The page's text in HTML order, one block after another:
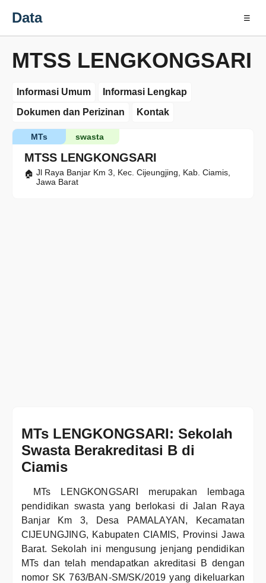
Data ☰
MTSS LENGKONGSARI
Informasi Umum
Informasi Lengkap
Dokumen dan Perizinan
Kontak
MTSS LENGKONGSARI
swasta
MTs
Jl Raya Banjar Km 3, Kec. Cijeungjing, Kab. Ciamis,
Jawa Barat
MTs LENGKONGSARI: Sekolah
Swasta Berakreditasi B di
Ciamis
MTs LENGKONGSARI merupakan lembaga
pendidikan swasta yang berlokasi di Jalan Raya
Banjar Km 3, Desa PAMALAYAN, Kecamatan
CIJEUNGJING, Kabupaten CIAMIS, Provinsi Jawa
Barat. Sekolah ini mengusung jenjang pendidikan
MTs dan telah mendapatkan akreditasi B dengan
nomor SK 763/BAN-SM/SK/2019 yang dikeluarkan